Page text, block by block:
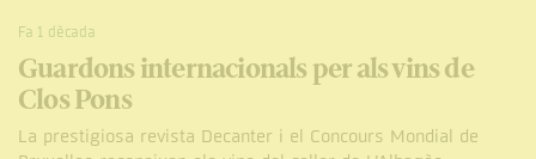
Fa 1 dècada
Guardons internacionals per als vins de
Clos Pons
La prestigiosa revista Decanter i el Concours Mondial de